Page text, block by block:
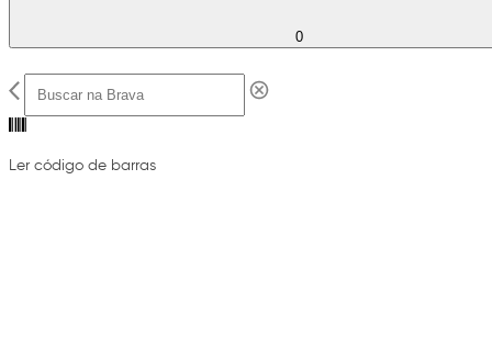
0
Ler código de barras